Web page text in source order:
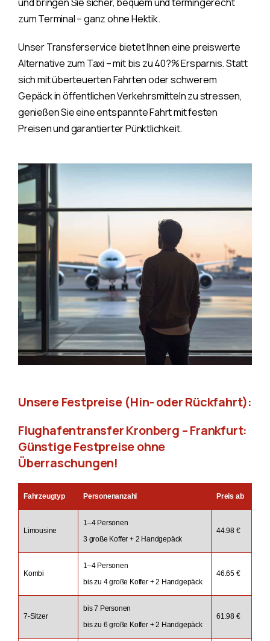
zum Terminal – ganz ohne Hektik.
Unser Transferservice bietet Ihnen eine preiswerte
Alternative zum Taxi – mit bis zu 40?% Ersparnis. Statt
sich mit überteuerten Fahrten oder schwerem
Gepäck in öffentlichen Verkehrsmitteln zu stressen,
genießen Sie eine entspannte Fahrt mit festen
Preisen und garantierter Pünktlichkeit.
Unsere Festpreise (Hin- oder Rückfahrt):
Flughafentransfer Kronberg – Frankfurt:
Günstige Festpreise ohne
Überraschungen!
Fahrzeugtyp Personenanzahl Preis ab
Limousine
1–4 Personen
3 große Koffer + 2 Handgepäck
44.98 €
Kombi
1–4 Personen
bis zu 4 große Koffer + 2 Handgepäck
46.65 €
7-Sitzer
bis 7 Personen
bis zu 6 große Koffer + 2 Handgepäck
61.98 €